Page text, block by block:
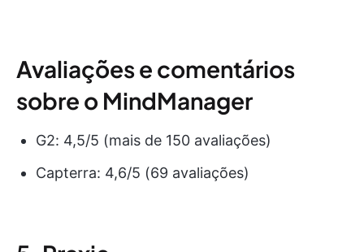
Avaliações e comentários
sobre o MindManager
G2: 4,5/5 (mais de 150 avaliações)
Capterra: 4,6/5 (69 avaliações)